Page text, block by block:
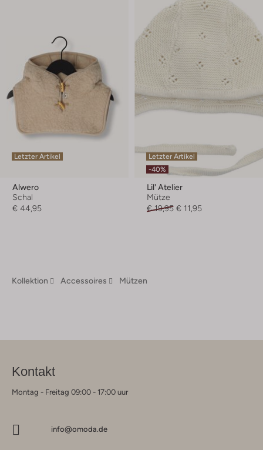
Letzter Artikel
Alwero
Schal
€ 44,95
Letzter Artikel
-40%
Lil' Atelier
Mütze
€ 19,95 € 11,95
Kollektion Accessoires Mützen
Kontakt
Montag - Freitag 09:00 - 17:00 uur
info@omoda.de